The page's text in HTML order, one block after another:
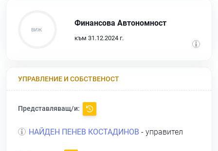
Финансова Автономност
към 31.12.2024 г.
УПРАВЛЕНИЕ И СОБСТВЕНОСТ
Представляващ/и:
НАЙДЕН ПЕНЕВ КОСТАДИНОВ - управител